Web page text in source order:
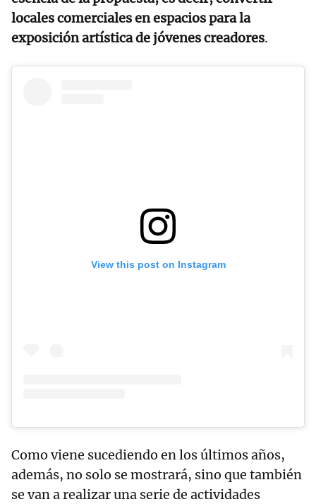
locales comerciales en espacios para la
exposición artística de jóvenes creadores.
View this post on Instagram
Como viene sucediendo en los últimos años,
además, no solo se mostrará, sino que también
se van a realizar una serie de actividades